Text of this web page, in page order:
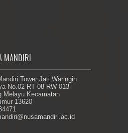
MANDIRI
Tower Jati Waringin
No.02 RT 08 RW 013
Melayu Kecamatan
13620